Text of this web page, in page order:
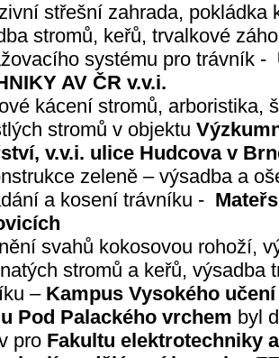
střešní zahrada, pokládka
stromů, keřů, trvalkové
systému pro trávník -
AV ČR v.v.i.
kácení stromů, arboristika,
stromů v objektu
v.v.i. ulice Hudcova v
zeleně – výsadba a
a kosení trávníku -
svahů kokosovou rohoží,
stromů a keřů, výsadba
– Kampus Vysokého
Pod Palackého vrchem byl
pro Fakultu elektrotechniky